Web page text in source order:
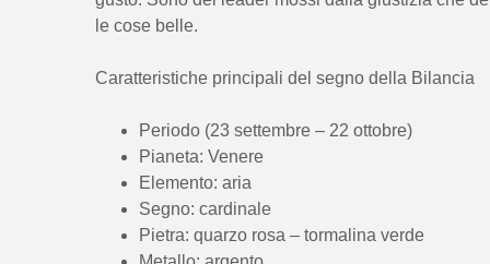
le cose belle.
Caratteristiche principali del segno della Bilancia
Periodo (23 settembre – 22 ottobre)
Pianeta: Venere
Elemento: aria
Segno: cardinale
Pietra: quarzo rosa – tormalina verde